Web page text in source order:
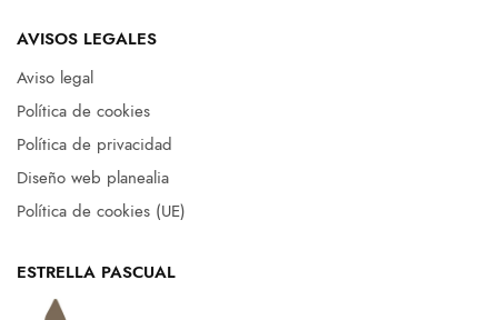
AVISOS LEGALES
Aviso legal
Política de cookies
Política de privacidad
Diseño web planealia
Política de cookies (UE)
ESTRELLA PASCUAL